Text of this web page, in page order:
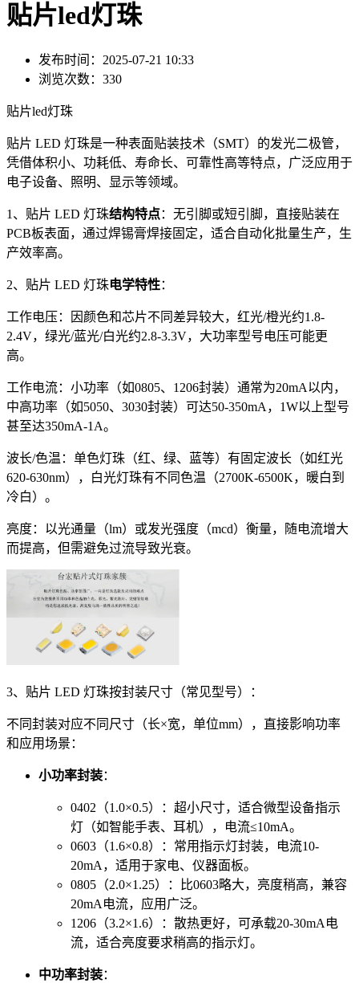
贴片led灯珠
发布时间：2025-07-21 10:33
浏览次数：330
贴片led灯珠
贴片 LED 灯珠是一种表面贴装技术（SMT）的发光二极管，
凭借体积小、功耗低、寿命长、可靠性高等特点，广泛应用于
电子设备、照明、显示等领域。
1、贴片 LED 灯珠结构特点：无引脚或短引脚，直接贴装在
PCB板表面，通过焊锡膏焊接固定，适合自动化批量生产，生
产效率高。
2、贴片 LED 灯珠电学特性：
工作电压：因颜色和芯片不同差异较大，红光/橙光约1.8-
2.4V，绿光/蓝光/白光约2.8-3.3V，大功率型号电压可能更
高。
工作电流：小功率（如0805、1206封装）通常为20mA以内，
中高功率（如5050、3030封装）可达50-350mA，1W以上型号
甚至达350mA-1A。
波长/色温：单色灯珠（红、绿、蓝等）有固定波长（如红光
620-630nm），白光灯珠有不同色温（2700K-6500K，暖白到
冷白）。
亮度：以光通量（lm）或发光强度（mcd）衡量，随电流增大
而提高，但需避免过流导致光衰。
3、贴片 LED 灯珠按封装尺寸（常见型号）：
不同封装对应不同尺寸（长×宽，单位mm），直接影响功率
和应用场景：
小功率封装：
0402（1.0×0.5）：超小尺寸，适合微型设备指示
灯（如智能手表、耳机），电流≤10mA。
0603（1.6×0.8）：常用指示灯封装，电流10-
20mA，适用于家电、仪器面板。
0805（2.0×1.25）：比0603略大，亮度稍高，兼容
20mA电流，应用广泛。
1206（3.2×1.6）：散热更好，可承载20-30mA电
流，适合亮度要求稍高的指示灯。
中功率封装：